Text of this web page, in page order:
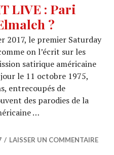
LIVE : Pari
?
2017, le premier Saturday
on l’écrit sur les
satirique américaine
le 11 octobre 1975,
entrecoupés de
des parodies de la
…
NIGHT LIVE : Pari réussi
LAISSER UN COMMENTAIRE